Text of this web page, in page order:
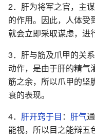
2．肝为将军之官，主
的作用。因此，人体受
就会立即采取谋虑，进
3．肝与筋及爪甲的关
动作，是由于肝的精气
筋之余，所以爪甲的坚
衰的表现。
4． 肝开窍于目 ： 肝气
能视，所以目之能辩五